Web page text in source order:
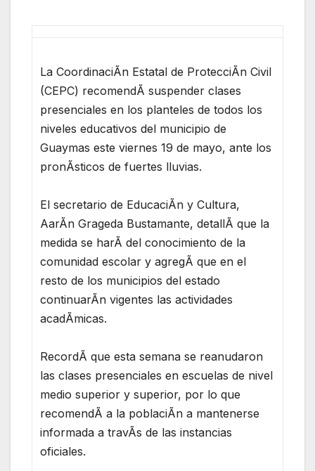
La CoordinaciÃn Estatal de ProtecciÃn Civil
(CEPC) recomendÃ suspender clases
presenciales en los planteles de todos los
niveles educativos del municipio de
Guaymas este viernes 19 de mayo, ante los
pronÃsticos de fuertes lluvias.
El secretario de EducaciÃn y Cultura,
AarÃn Grageda Bustamante, detallÃ que la
medida se harÃ del conocimiento de la
comunidad escolar y agregÃ que en el
resto de los municipios del estado
continuarÃn vigentes las actividades
acadÃmicas.
RecordÃ que esta semana se reanudaron
las clases presenciales en escuelas de nivel
medio superior y superior, por lo que
recomendÃ a la poblaciÃn a mantenerse
informada a travÃs de las instancias
oficiales.